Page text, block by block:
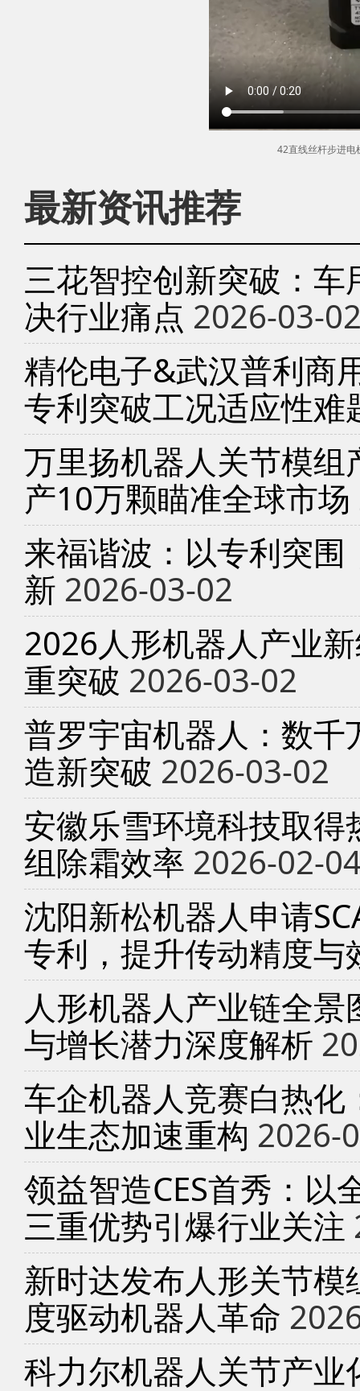
42直线丝杆步进电
最新资讯推荐
三花智控创新突破：
决行业痛点 2026-03-
精伦电子&武汉普利商
专利突破工况适应性难
万里扬机器人关节模
产10万颗瞄准全球市场
来福谐波：以专利突
新 2026-03-02
2026人形机器人产业
重突破 2026-03-02
普罗宇宙机器人：数
造新突破 2026-03-02
安徽乐雪环境科技取
组除霜效率 2026-02-
沈阳新松机器人申请
专利，提升传动精度与
人形机器人产业链全
与增长潜力深度解析
车企机器人竞赛白热
业生态加速重构 2026-
领益智造CES首秀：以
三重优势引爆行业关注
新时达发布人形关节
度驱动机器人革命
科力尔机器人关节产